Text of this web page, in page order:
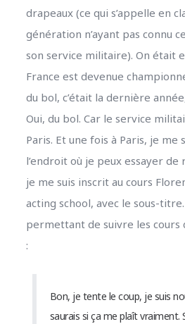
drapeaux (ce qui s’appelle en
génération n’ayant pas connu
son service militaire). On était
France est devenue
du bol, c’était la dernière
Oui, du bol. Car le service
Paris. Et une fois à Paris, je me
l’endroit où je peux essayer
je me suis inscrit au cours
acting school, avec le sous-titre.
permettant de suivre les cours
:
Bon, je tente le coup, je suis
saurais si ça me plaît vraiment.